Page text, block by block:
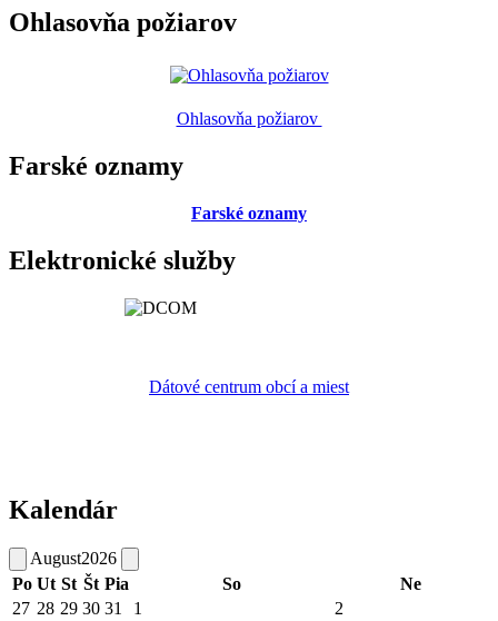
Ohlasovňa požiarov
Ohlasovňa požiarov
Farské oznamy
Farské oznamy
Elektronické služby
Dátové centrum obcí a miest
Kalendár
August2026
Po Ut St Št Pia So
Ne
27 28 29 30 31 1 2